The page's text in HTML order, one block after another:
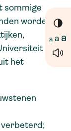
a a a
sommige
worden.
het
verbeterd;